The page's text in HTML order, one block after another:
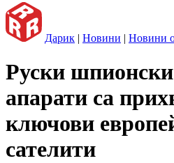
Дарик | Новини | Новини
Руски
апарати са
ключови
сателити